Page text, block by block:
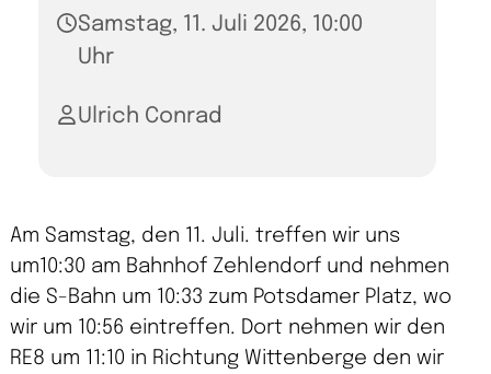
Samstag, 11. Juli 2026, 10:00
Uhr
Ulrich Conrad
Am Samstag, den 11. Juli. treffen wir uns
um10:30 am Bahnhof Zehlendorf und nehmen
die S-Bahn um 10:33 zum Potsdamer Platz, wo
wir um 10:56 eintreffen. Dort nehmen wir den
RE8 um 11:10 in Richtung Wittenberge den wir